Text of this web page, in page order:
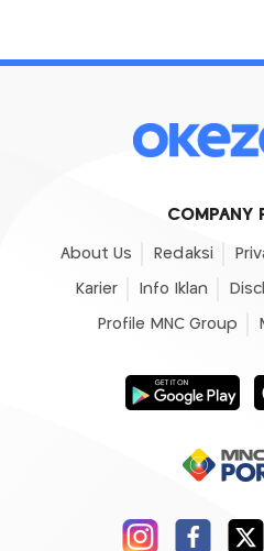
COMPANY
About Us Redaksi
Karier Info Iklan
Profile MNC Group